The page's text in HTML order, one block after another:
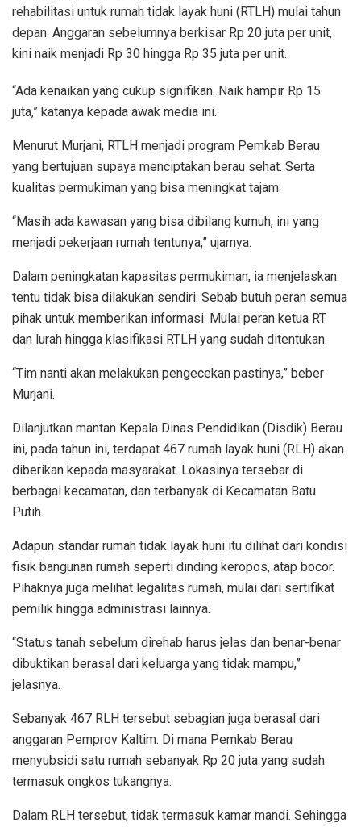
rehabilitasi untuk rumah tidak layak huni (RTLH) mulai tahun
depan. Anggaran sebelumnya berkisar Rp 20 juta per unit,
kini naik menjadi Rp 30 hingga Rp 35 juta per unit.
“Ada kenaikan yang cukup signifikan. Naik hampir Rp 15
juta,” katanya kepada awak media ini.
Menurut Murjani, RTLH menjadi program Pemkab Berau
yang bertujuan supaya menciptakan berau sehat. Serta
kualitas permukiman yang bisa meningkat tajam.
“Masih ada kawasan yang bisa dibilang kumuh, ini yang
menjadi pekerjaan rumah tentunya,” ujarnya.
Dalam peningkatan kapasitas permukiman, ia menjelaskan
tentu tidak bisa dilakukan sendiri. Sebab butuh peran semua
pihak untuk memberikan informasi. Mulai peran ketua RT
dan lurah hingga klasifikasi RTLH yang sudah ditentukan.
“Tim nanti akan melakukan pengecekan pastinya,” beber
Murjani.
Dilanjutkan mantan Kepala Dinas Pendidikan (Disdik) Berau
ini, pada tahun ini, terdapat 467 rumah layak huni (RLH) akan
diberikan kepada masyarakat. Lokasinya tersebar di
berbagai kecamatan, dan terbanyak di Kecamatan Batu
Putih.
Adapun standar rumah tidak layak huni itu dilihat dari kondisi
fisik bangunan rumah seperti dinding keropos, atap bocor.
Pihaknya juga melihat legalitas rumah, mulai dari sertifikat
pemilik hingga administrasi lainnya.
“Status tanah sebelum direhab harus jelas dan benar-benar
dibuktikan berasal dari keluarga yang tidak mampu,”
jelasnya.
Sebanyak 467 RLH tersebut sebagian juga berasal dari
anggaran Pemprov Kaltim. Di mana Pemkab Berau
menyubsidi satu rumah sebanyak Rp 20 juta yang sudah
termasuk ongkos tukangnya.
Dalam RLH tersebut, tidak termasuk kamar mandi. Sehingga